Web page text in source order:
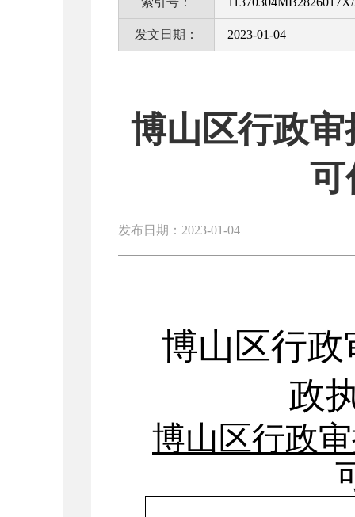
发文日期： 2023-01-04
博山区行政
可
发布日期：2023-01-04
博山区行
政
博山区行政